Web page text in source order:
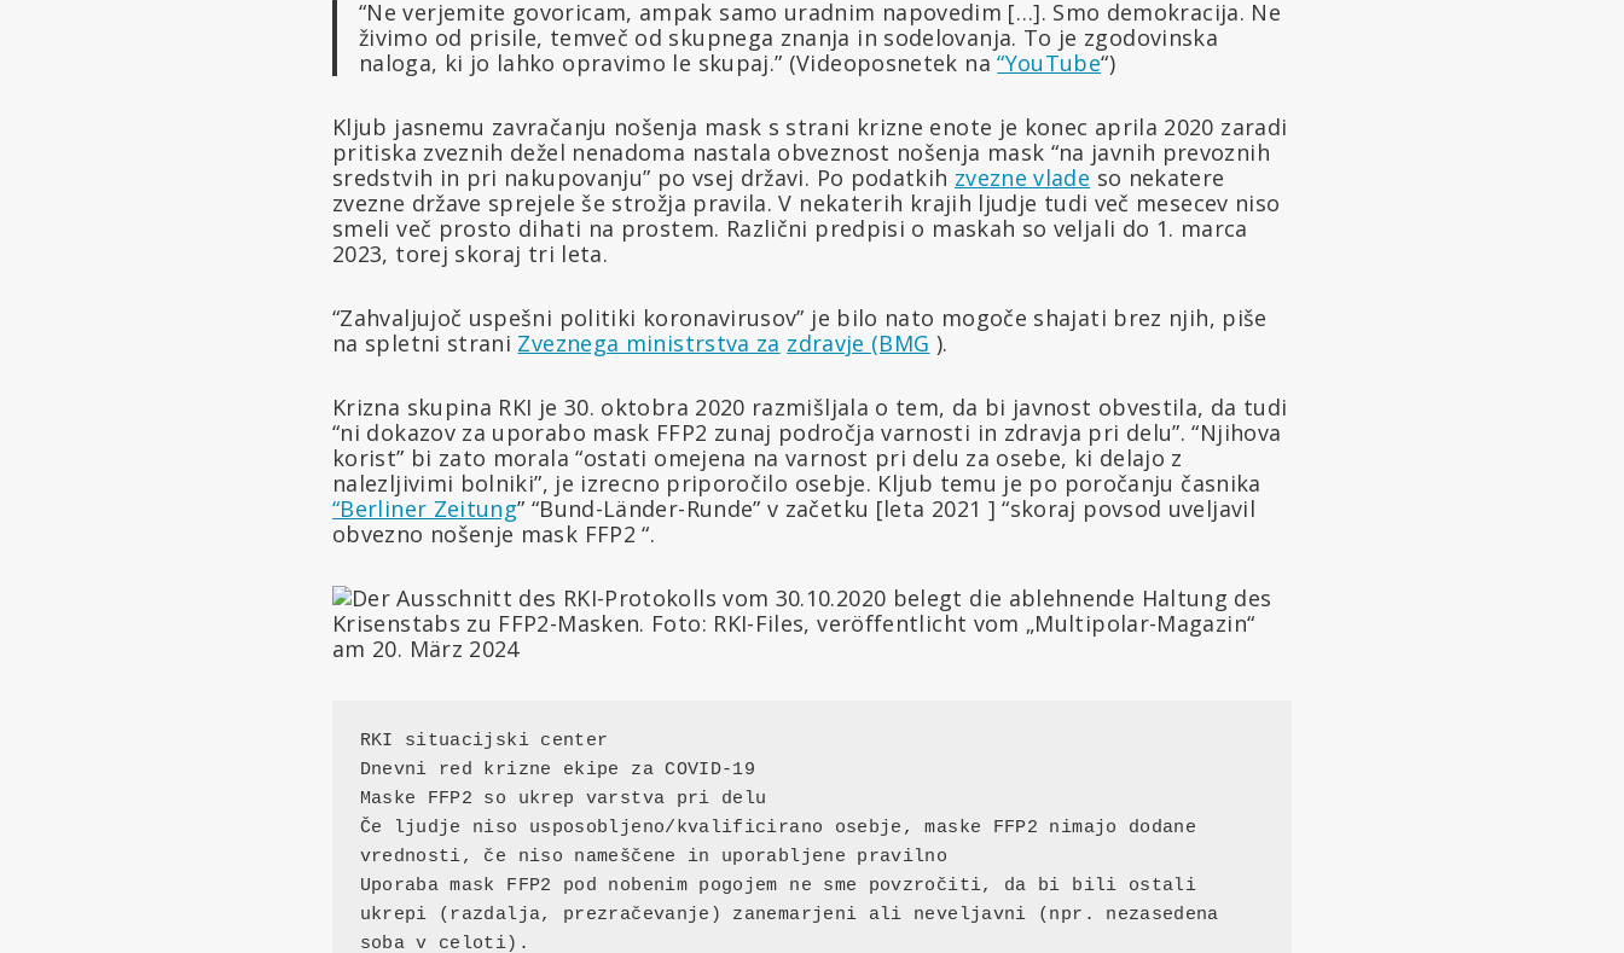
“Ne verjemite govoricam, ampak samo uradnim napovedim […]. Smo demokracija. Ne
živimo od prisile, temveč od skupnega znanja in sodelovanja. To je zgodovinska
naloga, ki jo lahko opravimo le skupaj.” (Videoposnetek na“YouTube“)
Kljub jasnemu zavračanju nošenja mask s strani krizne enote je konec aprila 2020 zaradi
pritiska zveznih dežel nenadoma nastala obveznost nošenja mask “na javnih prevoznih
sredstvih in pri nakupovanju” po vsej državi. Po podatkih zvezne vlade so nekatere
zvezne države sprejele še strožja pravila. V nekaterih krajih ljudje tudi več mesecev niso
smeli več prosto dihati na prostem. Različni predpisi o maskah so veljali do 1. marca
2023, torej skoraj tri leta.
“Zahvaljujoč uspešni politiki koronavirusov” je bilo nato mogoče shajati brez njih, piše
na spletni strani Zveznega ministrstva za zdravje (BMG ).
Krizna skupina RKI je 30. oktobra 2020 razmišljala o tem, da bi javnost obvestila, da tudi
“ni dokazov za uporabo mask FFP2 zunaj področja varnosti in zdravja pri delu”. “Njihova
korist” bi zato morala “ostati omejena na varnost pri delu za osebe, ki delajo z
nalezljivimi bolniki”, je izrecno priporočilo osebje. Kljub temu je po poročanju časnika
“Berliner Zeitung” “Bund-Länder-Runde” v začetku [leta 2021 ] “skoraj povsod uveljavil
obvezno nošenje mask FFP2 “.
RKI situacijski center
Dnevni red krizne ekipe za COVID-19
Maske FFP2 so ukrep varstva pri delu
Če ljudje niso usposobljeno/kvalificirano osebje, maske FFP2 nimajo dodane
vrednosti, če niso nameščene in uporabljene pravilno
Uporaba mask FFP2 pod nobenim pogojem ne sme povzročiti, da bi bili ostali
ukrepi (razdalja, prezračevanje) zanemarjeni ali neveljavni (npr. nezasedena
soba v celoti).